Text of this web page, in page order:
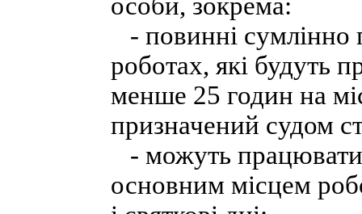
- повинні сумлінно
роботах, які будуть
менше 25 годин на
призначений судом
- можуть працювати
основним місцем